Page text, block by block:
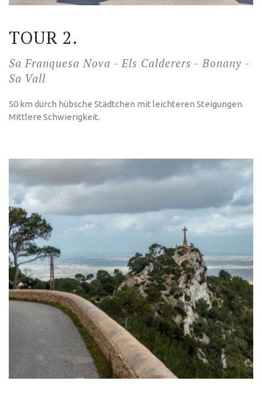
TOUR 2.
Sa Franquesa Nova - Els Calderers - Bonany -
Sa Vall
50 km durch hübsche Städtchen mit leichteren Steigungen.
Mittlere Schwierigkeit.